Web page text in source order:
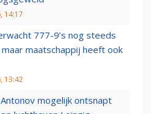
14:17
777-9’s nog steeds
maatschappij heeft ook
13:42
mogelijk ontsnapt